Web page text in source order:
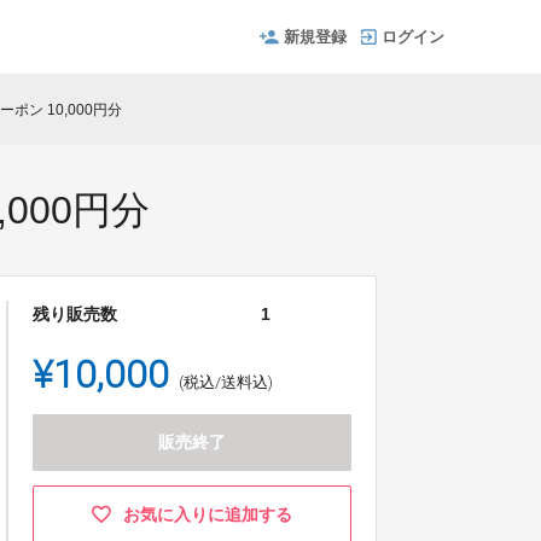
新規登録 ログイン
ポン 10,000円分
円分
残り販売数 1
¥10,000 (税込/送料込)
販売終了
お気に入りに追加する